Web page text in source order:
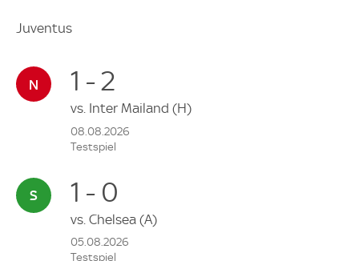
Juventus
1 - 2
vs. Inter Mailand (H)
08.08.2026
Testspiel
1 - 0
vs. Chelsea (A)
05.08.2026
Testspiel